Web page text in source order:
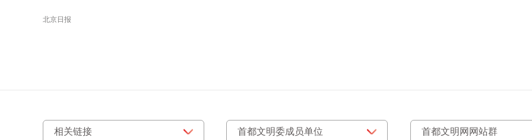
北京日报